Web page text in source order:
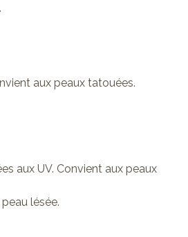
aux peaux tatouées.
aux UV. Convient aux peaux
lésée.